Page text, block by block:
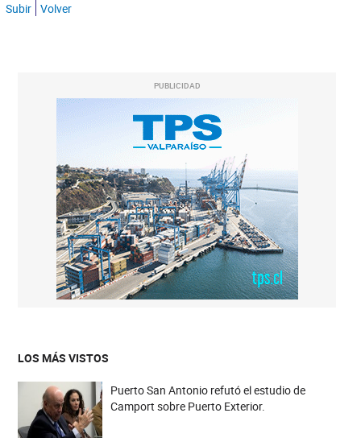
Subir Volver
PUBLICIDAD
LOS MÁS VISTOS
Puerto San Antonio refutó el estudio de
Camport sobre Puerto Exterior.